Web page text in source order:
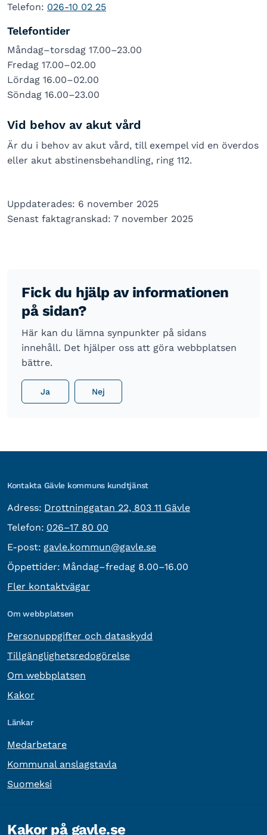
Telefon: 026-10 02 25
Telefontider
Måndag–torsdag 17.00–23.00
Fredag 17.00–02.00
Lördag 16.00–02.00
Söndag 16.00–23.00
Vid behov av akut vård
Är du i behov av akut vård, till exempel vid en överdos
eller akut abstinensbehandling, ring 112.
Uppdaterades: 6 november 2025
Senast faktagranskad: 7 november 2025
Fick du hjälp av informationen
på sidan?
Här kan du lämna synpunkter på sidans
innehåll. Det hjälper oss att göra webbplatsen
bättre.
Ja Nej
Kontakta Gävle kommuns kundtjänst
Adress: besöksadress:
Drottninggatan 22, 803 11 Gävle
Telefon: Telefon:
026–17 80 00
E-post: E-post:
gavle.kommun@gavle.se
Öppettider: Måndag–fredag 8.00–16.00
Fler kontaktvägar
Om webbplatsen
Personuppgifter och dataskydd
Tillgänglighetsredogörelse
Om webbplatsen
Kakor
Länkar
Medarbetare
Kommunal anslagstavla
Suomeksi
Kakor på gavle.se